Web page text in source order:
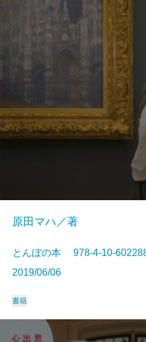
原田マハ／著
とんぼの本 978-4-10-
2019/06/06
書籍